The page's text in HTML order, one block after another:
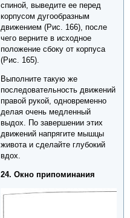
спиной, выведите ее перед
корпусом дугообразным
движением (Рис. 166), после
чего верните в исходное
положение сбоку от корпуса
(Рис. 165).
Выполните такую же
последовательность движений
правой рукой, одновременно
делая очень медленный
выдох. По завершении этих
движений напрягите мышцы
живота и сделайте глубокий
вдох.
24. Окно припоминания